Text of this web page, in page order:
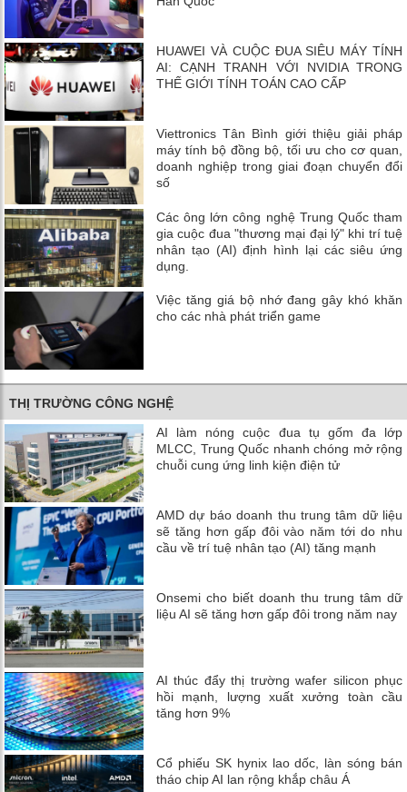
HUAWEI VÀ CUỘC ĐUA SIÊU MÁY TÍNH
AI: CẠNH TRANH VỚI NVIDIA TRONG
THẾ GIỚI TÍNH TOÁN CAO CẤP
Viettronics Tân Bình giới thiệu giải pháp
máy tính bộ đồng bộ, tối ưu cho cơ quan,
doanh nghiệp trong giai đoạn chuyển đổi
số
Các ông lớn công nghệ Trung Quốc tham
gia cuộc đua "thương mại đại lý" khi trí tuệ
nhân tạo (AI) định hình lại các siêu ứng
dụng.
Việc tăng giá bộ nhớ đang gây khó khăn
cho các nhà phát triển game
THỊ TRƯỜNG CÔNG NGHỆ
AI làm nóng cuộc đua tụ gốm đa lớp
MLCC, Trung Quốc nhanh chóng mở rộng
chuỗi cung ứng linh kiện điện tử
AMD dự báo doanh thu trung tâm dữ liệu
sẽ tăng hơn gấp đôi vào năm tới do nhu
cầu về trí tuệ nhân tạo (AI) tăng mạnh
Onsemi cho biết doanh thu trung tâm dữ
liệu AI sẽ tăng hơn gấp đôi trong năm nay
AI thúc đẩy thị trường wafer silicon phục
hồi mạnh, lượng xuất xưởng toàn cầu
tăng hơn 9%
Cổ phiếu SK hynix lao dốc, làn sóng bán
tháo chip AI lan rộng khắp châu Á